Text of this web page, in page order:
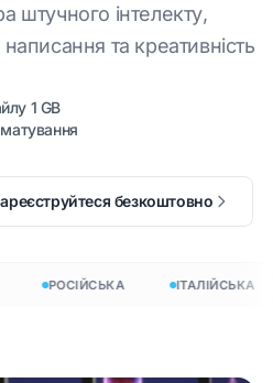
штучного інтелекту,
та креативність
1 GB
безкоштовно
РОСІЙСЬКА ІТАЛІЙСЬКА